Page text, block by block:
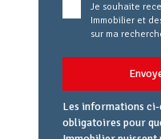
Je souhaite
Immobilier et
sur ma
Les informations ci-
obligatoires pour